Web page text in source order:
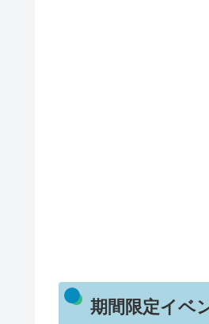
期間限定イベ